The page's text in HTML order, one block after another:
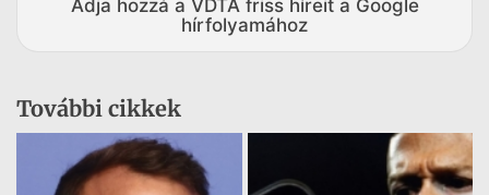
Adja hozzá a VDTA friss híreit a Google
hírfolyamához
További cikkek